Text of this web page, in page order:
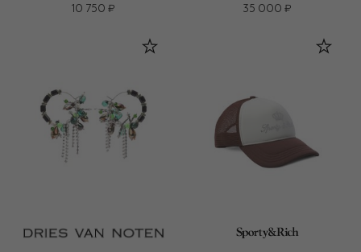
10 750 ₽
35 000 ₽